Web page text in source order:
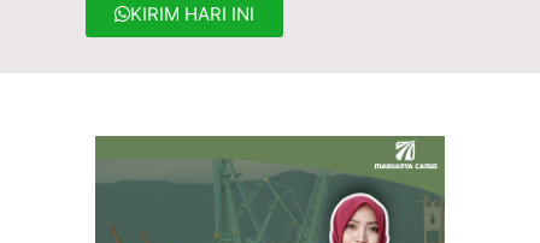
KIRIM HARI INI